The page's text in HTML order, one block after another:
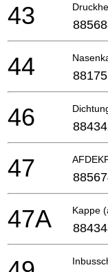
43
44
46
47
Kappe
47A